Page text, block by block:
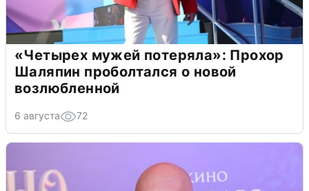
«Четырех мужей потеряла»: Прохор
Шаляпин проболтался о новой
возлюбленной
6 августа 72